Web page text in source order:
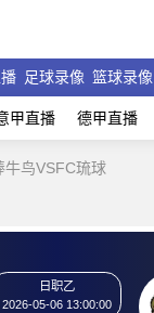
足球录像 篮球录像
甲直播 德甲直播
牛鸟VSFC琉球